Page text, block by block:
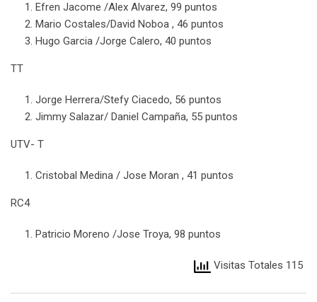
Efren Jacome /Alex Alvarez, 99 puntos
Mario Costales/David Noboa , 46 puntos
Hugo Garcia /Jorge Calero, 40 puntos
TT
Jorge Herrera/Stefy Ciacedo, 56 puntos
Jimmy Salazar/ Daniel Campaña, 55 puntos
UTV- T
Cristobal Medina / Jose Moran , 41 puntos
RC4
Patricio Moreno /Jose Troya, 98 puntos
Visitas Totales 115